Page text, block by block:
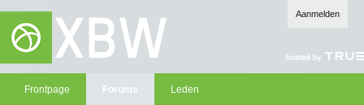
Aanmelden
Frontpage Forums Leden